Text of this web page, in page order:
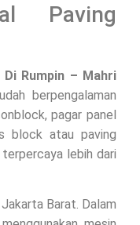
Paving
Rumpin – Mahri
berpengalaman
pagar panel
block atau paving
lebih dari
Barat. Dalam